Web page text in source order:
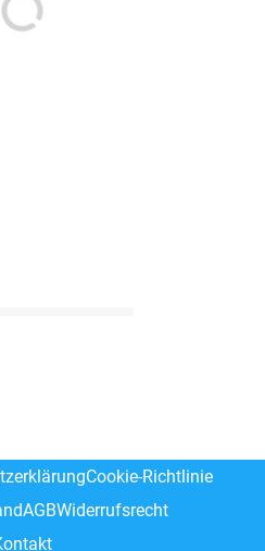
Cookie-Richtlinie
AGBWiderrufsrecht